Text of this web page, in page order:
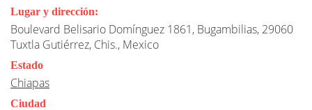
Lugar y dirección:
Boulevard Belisario Domínguez 1861, Bugambilias, 29060
Tuxtla Gutiérrez, Chis., Mexico
Estado
Chiapas
Ciudad